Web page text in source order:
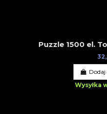
Puzzle 1500 el.
Dodaj
Wysyłka